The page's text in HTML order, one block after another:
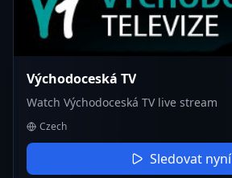
Východoceská TV
Watch Východoceská TV live stream
Czech
Sledovat nyní